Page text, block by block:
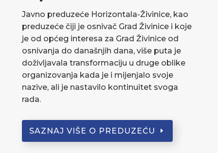
Javno preduzeće Horizontala-Živinice, kao
preduzeće čiji je osnivač Grad Živinice i koje
je od općeg interesa za Grad Živinice od
osnivanja do današnjih dana, više puta je
doživljavala transformaciju u druge oblike
organizovanja kada je i mijenjalo svoje
nazive, ali je nastavilo kontinuitet svoga
rada.
SAZNAJ VIŠE O PREDUZEĆU